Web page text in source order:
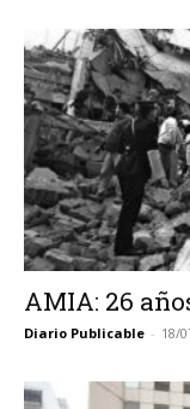
AMIA: 26
Diario Publicable - 18/